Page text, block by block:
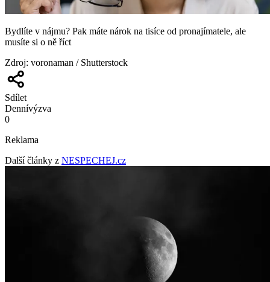
Bydlíte v nájmu? Pak máte nárok na tisíce od pronajímatele, ale
musíte si o ně říct
Zdroj: voronaman / Shutterstock
Sdílet
Dennívýzva
0
Reklama
Další články z NESPECHEJ.cz